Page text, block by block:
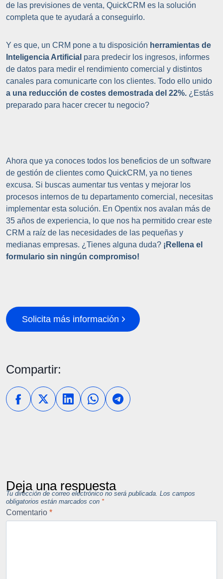
de las previsiones de venta, QuickCRM es la solución
completa que te ayudará a conseguirlo.
Y es que, un CRM pone a tu disposición herramientas de
Inteligencia Artificial para predecir los ingresos, informes
de datos para medir el rendimiento comercial y distintos
canales para comunicarte con los clientes. Todo ello unido
a una reducción de costes demostrada del 22%. ¿Estás
preparado para hacer crecer tu negocio?
Ahora que ya conoces todos los beneficios de un software
de gestión de clientes como QuickCRM, ya no tienes
excusa. Si buscas aumentar tus ventas y mejorar los
procesos internos de tu departamento comercial, necesitas
implementar esta solución. En Opentix nos avalan más de
35 años de experiencia, lo que nos ha permitido crear este
CRM a raíz de las necesidades de las pequeñas y
medianas empresas. ¿Tienes alguna duda? ¡Rellena el
formulario sin ningún compromiso!
Solicita más información
Compartir:
Deja una respuesta
Tu dirección de correo electrónico no será publicada. Los campos
obligatorios están marcados con *
Comentario *